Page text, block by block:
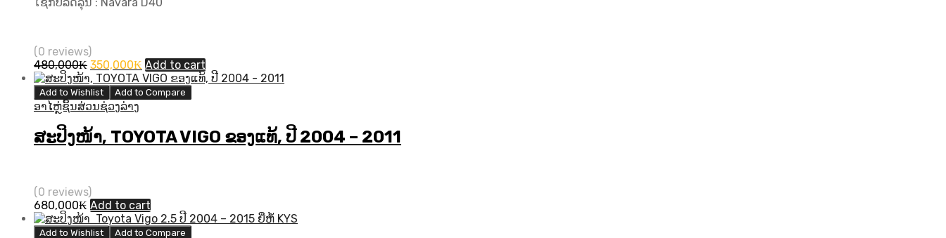
(0 reviews)
480,000₭ Original
price
was:
480,000₭.
350,000₭ Current
price
is:
350,000₭.
Add to cart
Add to Wishlist Add to Compare
ອາໄຫຼ່ຊິ້ນສ່ວນຊ່ວງລ່າງ
ສະປິງໜ້າ, TOYOTA VIGO ຂອງແທ້, ປີ 2004 – 2011
(0 reviews)
680,000₭ Add to cart
Add to Wishlist Add to Compare